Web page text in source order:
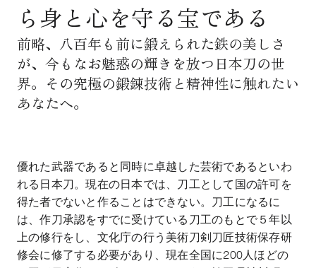
ら身と心を守る宝である
前略、八百年も前に鍛えられた鉄の美しさ
が、今もなお魅惑の輝きを放つ日本刀の世
界。その究極の鍛錬技術と精神性に触れたい
あなたへ。
優れた武器であると同時に卓越した芸術であるといわ
れる日本刀。現在の日本では、刀工として国の許可を
得た者でないと作ることはできない。刀工になるに
は、作刀承認をすでに受けている刀工のもとで５年以
上の修行をし、文化庁の行う美術刀剣刀匠技術保存研
修会に修了する必要があり、現在全国に200人ほどの